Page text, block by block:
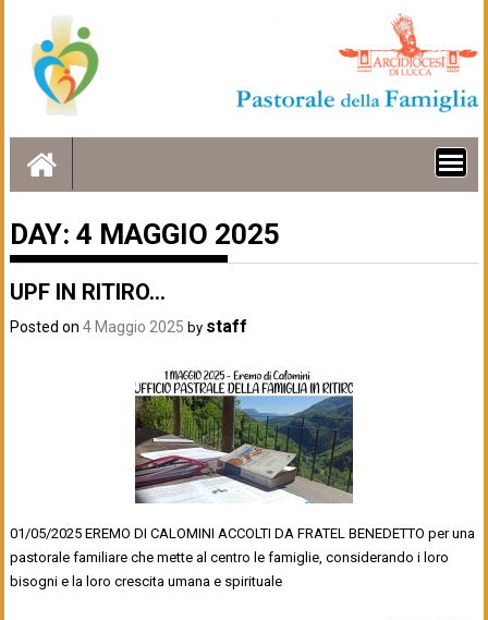
content
DAY:4 MAGGIO 2025
UPF IN RITIRO…
Posted on4 Maggio 2025 by staff
01/05/2025 EREMO DI CALOMINI ACCOLTI DA FRATEL BENEDETTO per una
pastorale familiare che mette al centro le famiglie, considerando i loro
bisogni e la loro crescita umana e spirituale